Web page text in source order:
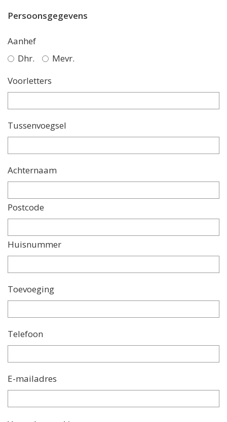
Persoonsgegevens
Aanhef
Dhr.
Mevr.
Voorletters
Tussenvoegsel
Achternaam
Postcode
Huisnummer
Toevoeging
Telefoon
E-mailadres